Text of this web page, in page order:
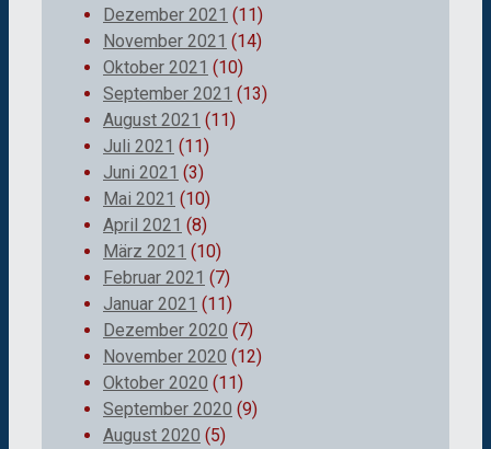
Dezember 2021 (11)
November 2021 (14)
Oktober 2021 (10)
September 2021 (13)
August 2021 (11)
Juli 2021 (11)
Juni 2021 (3)
Mai 2021 (10)
April 2021 (8)
März 2021 (10)
Februar 2021 (7)
Januar 2021 (11)
Dezember 2020 (7)
November 2020 (12)
Oktober 2020 (11)
September 2020 (9)
August 2020 (5)